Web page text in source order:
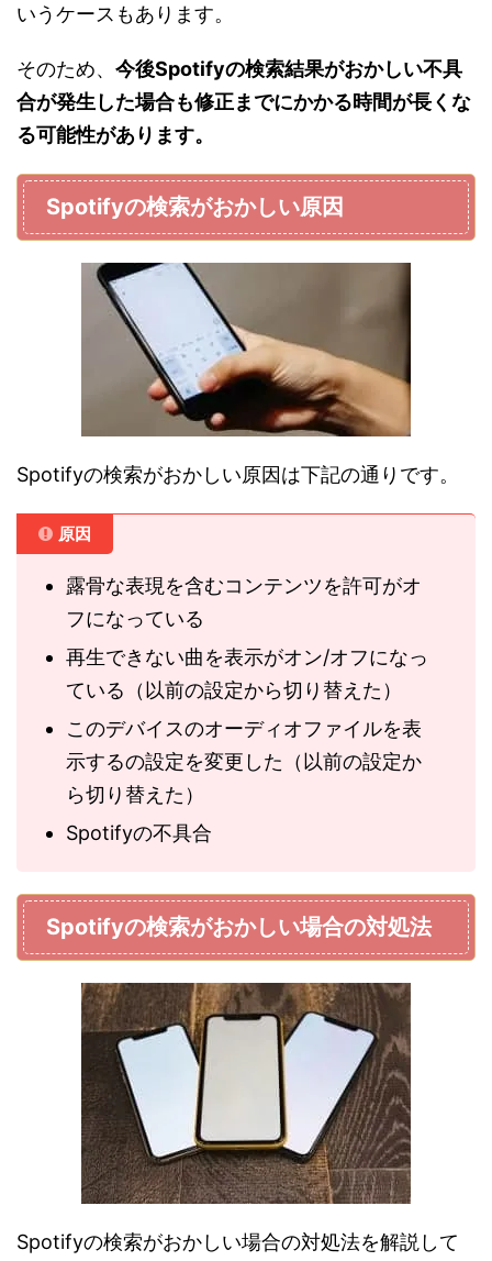
いうケースもあります。
そのため、 今後Spotifyの検索結果がおかしい不具
合が発生した場合も修正までにかかる時間が長くな
る可能性があります。
Spotifyの検索がおかしい原因
Spotifyの検索がおかしい原因は下記の通りです。
原因
露骨な表現を含むコンテンツを許可がオ
フになっている
再生できない曲を表示がオン/オフになっ
ている（以前の設定から切り替えた）
このデバイスのオーディオファイルを表
示するの設定を変更した（以前の設定か
ら切り替えた）
Spotifyの不具合
Spotifyの検索がおかしい場合の対処法
Spotifyの検索がおかしい場合の対処法を解説して